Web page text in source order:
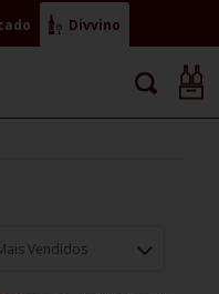
Divvino
Vendidos